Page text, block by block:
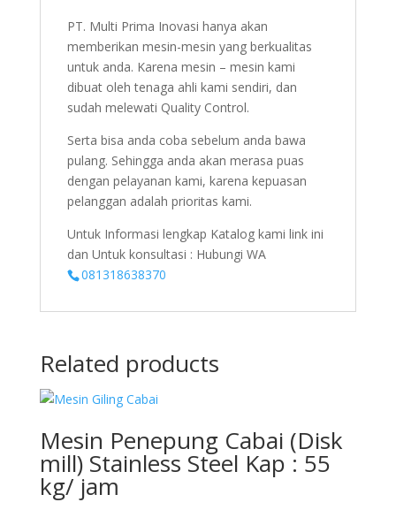
PT. Multi Prima Inovasi hanya akan
memberikan mesin-mesin yang berkualitas
untuk anda. Karena mesin – mesin kami
dibuat oleh tenaga ahli kami sendiri, dan
sudah melewati Quality Control.
Serta bisa anda coba sebelum anda bawa
pulang. Sehingga anda akan merasa puas
dengan pelayanan kami, karena kepuasan
pelanggan adalah prioritas kami.
Untuk Informasi lengkap Katalog kami link ini
dan Untuk konsultasi : Hubungi WA
081318638370
Related products
Mesin Penepung Cabai (Disk
mill) Stainless Steel Kap : 55
kg/ jam